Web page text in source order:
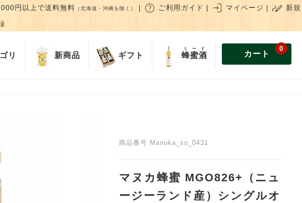
円以上で送料無料 （北海道・沖縄を除く） | help ご利用ガイド | login マイページ | stylus_note 新規
リ 新商品 ギフト 蜂蜜酒
ミード
カート
0
商品番号 Manuka_so_0431
マヌカ蜂蜜 MGO826+（ニュ
ージーランド産）シングルオ